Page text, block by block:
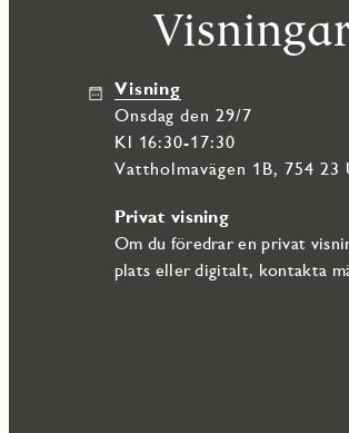
Visning
onsdag den 29/7
Kl 16:30-17:30
Vattholmavägen 1B, 754 23
Privat visning
Om du föredrar en privat
plats eller digitalt, kontakta